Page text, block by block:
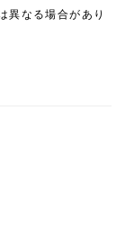
異なる場合があり